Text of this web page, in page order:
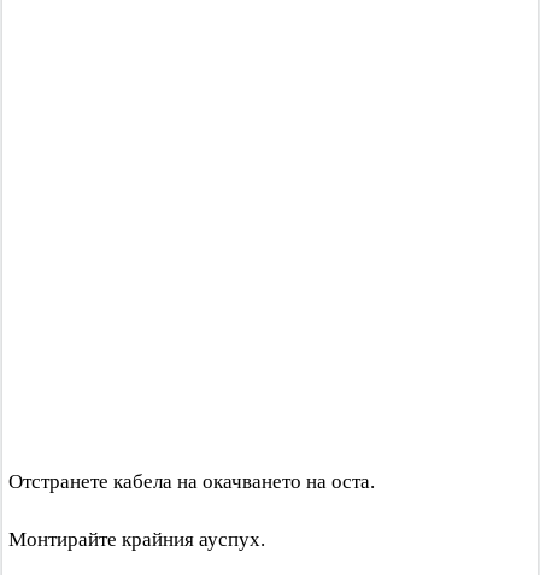
Отстранете кабела на окачването на оста.
Монтирайте крайния ауспух.